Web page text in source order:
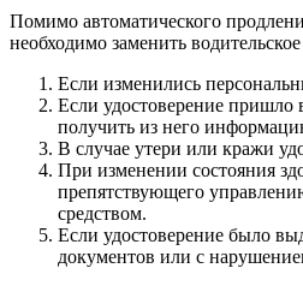
Помимо автоматического
необходимо заменить
Если изменились
Если удостоверение пришло
получить из него
В случае утери или кражи
При изменении состояния
препятствующего
средством.
Если удостоверение было
документов или с